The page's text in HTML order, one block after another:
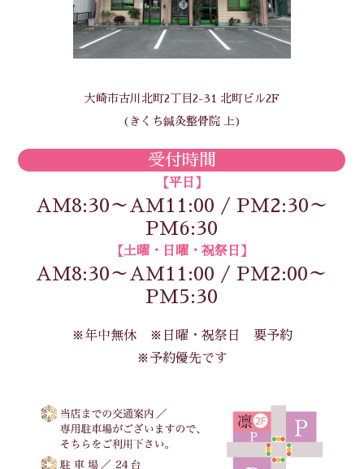
大崎市古川北町2丁目2-31 北町ビル2F
(きくち鍼灸整骨院 上)
受付時間
【平日】
AM8:30～AM11:00 / PM2:30～
PM6:30
【土曜・日曜・祝祭日】
AM8:30～AM11:00 / PM2:00～
PM5:30
※年中無休 ※日曜・祝祭日 要予約
※予約優先です